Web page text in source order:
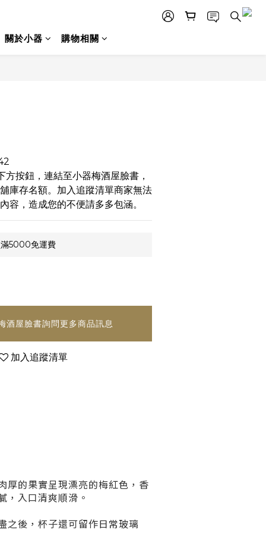
關於小器 購物相關
方按鈕，連結至小器梅酒屋臉書，
庫存名額。加入追蹤清單商家無法
容，造成您的不便請多多包涵。
5000免運費
酒屋臉書詢問更多商品訊息
加入追蹤清單
的果實呈現漂亮的梅紅色，香
，入口清爽順滑。
之後，杯子還可留作日常玻璃